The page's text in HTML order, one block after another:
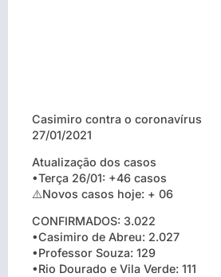
Casimiro contra o coronavírus
27/01/2021
Atualização dos casos
•Terça 26/01: +46 casos
⚠️Novos casos hoje: + 06
CONFIRMADOS: 3.022
•Casimiro de Abreu: 2.027
•Professor Souza: 129
•Rio Dourado e Vila Verde: 111